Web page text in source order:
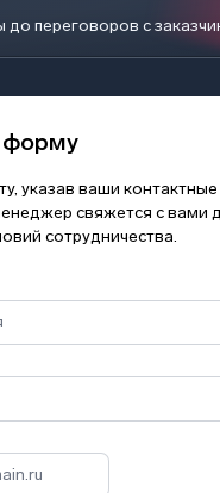
до переговоров с
форму
указав ваши контактные
свяжется с вами
сотрудничества.